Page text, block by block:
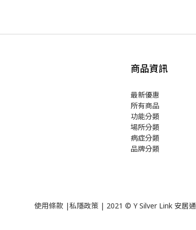
商品資訊
最新優惠
所有商品
功能分類
場所分類
病症分類
品牌分類
使用條款 |私隱政策 | 2021 © Y Silver Link 安居通